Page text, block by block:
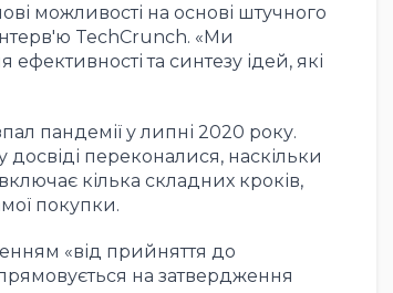
можливості на основі штучного
TechCrunch. «Ми
та синтезу ідей, які
пандемії у липні 2020 року.
переконалися, наскільки
кілька складних кроків,
покупки.
«від прийняття до
на затвердження